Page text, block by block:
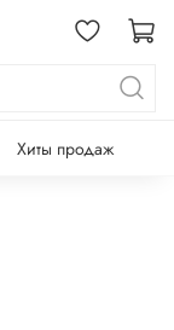
Хиты продаж